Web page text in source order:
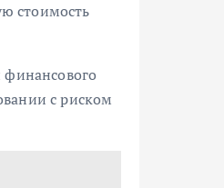
стоимость
с риском